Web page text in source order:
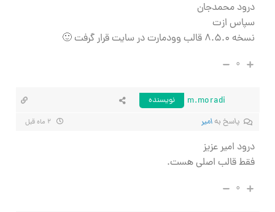
درود محمدجان
سپاس ازت
نسخه ۸.۵.۰ قالب وودمارت در سایت قرار گرفت 🙂
۰
m.moradi
نویسنده
پاسخ بهامیر
درود امیر عزیز
فقط قالب اصلی هست.
۰